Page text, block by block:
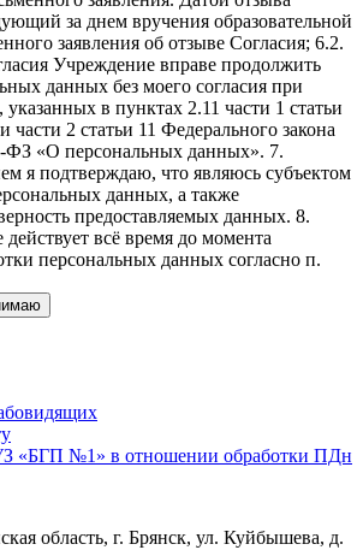
за днем вручения образовательной
заявления об отзыве Согласия; 6.2.
Учреждение вправе продолжить
данных без моего согласия при
в пунктах 2.11 части 1 статьи
части 2 статьи 11 Федерального закона
ФЗ «О персональных данных». 7.
я подтверждаю, что являюсь субъектом
данных, а также
предоставляемых данных. 8.
всё время до момента
персональных данных согласно п.
«БГП №1» в отношении обработки ПДн
область, г. Брянск, ул. Куйбышева, д.